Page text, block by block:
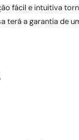
fácil e intuitiva
terá a garantia de